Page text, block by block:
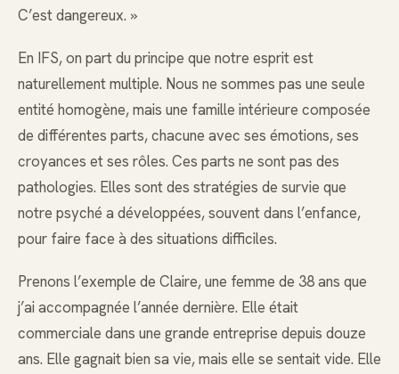
C’est dangereux. »
En IFS, on part du principe que notre esprit est
naturellement multiple. Nous ne sommes pas une seule
entité homogène, mais une famille intérieure composée
de différentes parts, chacune avec ses émotions, ses
croyances et ses rôles. Ces parts ne sont pas des
pathologies. Elles sont des stratégies de survie que
notre psyché a développées, souvent dans l’enfance,
pour faire face à des situations difficiles.
Prenons l’exemple de Claire, une femme de 38 ans que
j’ai accompagnée l’année dernière. Elle était
commerciale dans une grande entreprise depuis douze
ans. Elle gagnait bien sa vie, mais elle se sentait vide. Elle